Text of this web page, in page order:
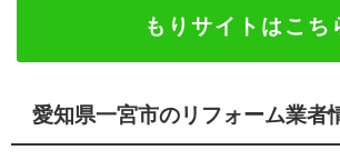
もりサイトはこち
愛知県一宮市のリフォーム業者